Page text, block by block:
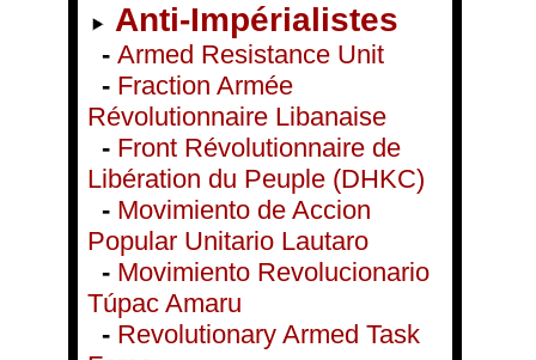
Anti-Impérialistes
- Armed Resistance Unit
- Fraction Armée
Révolutionnaire Libanaise
- Front Révolutionnaire de
Libération du Peuple (DHKC)
- Movimiento de Accion
Popular Unitario Lautaro
- Movimiento Revolucionario
Túpac Amaru
- Revolutionary Armed Task